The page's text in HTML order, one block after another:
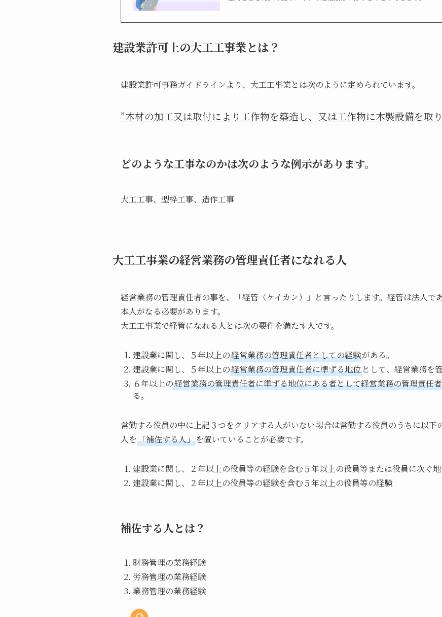
建設業許可上の大工工事業とは？
建設業許可事務ガイドラインより、大工工事業とは次のように定められています。
”木材の加工又は取付により工作物を築造し、又は工作物に木製設備を取
どのような工事なのかは次のような例示があります。
大工工事、型枠工事、造作工事
大工工事業の経営業務の管理責任者になれる人
経営業務の管理責任者の事を、「経管（ケイカン）」と言ったりします。経管は法人で
本人がなる必要があります。
大工工事業で経管になれる人とは次の要件を満たす人です。
建設業に関し、５年以上の経営業務の管理責任者としての経験がある。
建設業に関し、５年以上の経営業務の管理責任者に準ずる地位 として、経営業務を
６年以上の経営業務の管理責任者に準ずる地位にある者として経営業務の管理責任
る。
常勤する役員の中に上記３つをクリアする人がいない場合は常勤する役員のうちに以下
人を「補佐する人」を置いていることが必要です。
建設業に関し、２年以上の役員等の経験を含む５年以上の役員等または役員に次ぐ
建設業に関し、２年以上の役員等の経験を含む５年以上の役員等の経験
補佐する人とは？
財務管理の業務経験
労務管理の業務経験
業務管理の業務経験